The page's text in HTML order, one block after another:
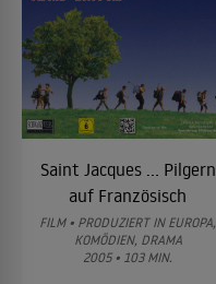
Saint Jacques ... Pilgern
auf Französisch
FILM • PRODUZIERT IN EUROPA,
KOMÖDIEN, DRAMA
2005 • 103 MIN.